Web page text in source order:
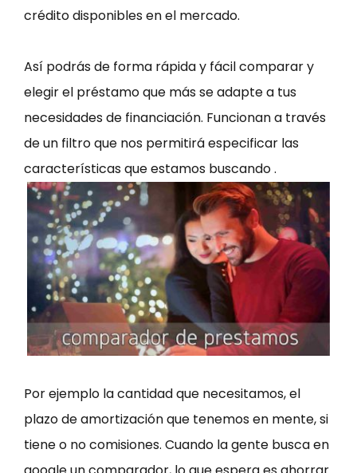
crédito disponibles en el mercado.
Así podrás de forma rápida y fácil comparar y
elegir el préstamo que más se adapte a tus
necesidades de financiación. Funcionan a través
de un filtro que nos permitirá especificar las
características que estamos buscando .
Por ejemplo la cantidad que necesitamos, el
plazo de amortización que tenemos en mente, si
tiene o no comisiones. Cuando la gente busca en